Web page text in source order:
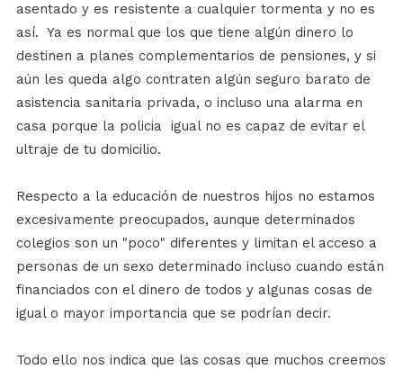
asentado y es resistente a cualquier tormenta y no es
así. Ya es normal que los que tiene algún dinero lo
destinen a planes complementarios de pensiones, y si
aún les queda algo contraten algún seguro barato de
asistencia sanitaria privada, o incluso una alarma en
casa porque la policia
igual no es capaz de evitar el
ultraje de tu domicilio.
Respecto a la educación de nuestros hijos no estamos
excesivamente preocupados, aunque determinados
colegios son un "poco" diferentes y limitan el acceso a
personas de un sexo determinado incluso cuando están
financiados con el dinero de todos y algunas cosas de
igual o mayor importancia que se podrían decir.
Todo ello nos indica que las cosas que muchos creemos